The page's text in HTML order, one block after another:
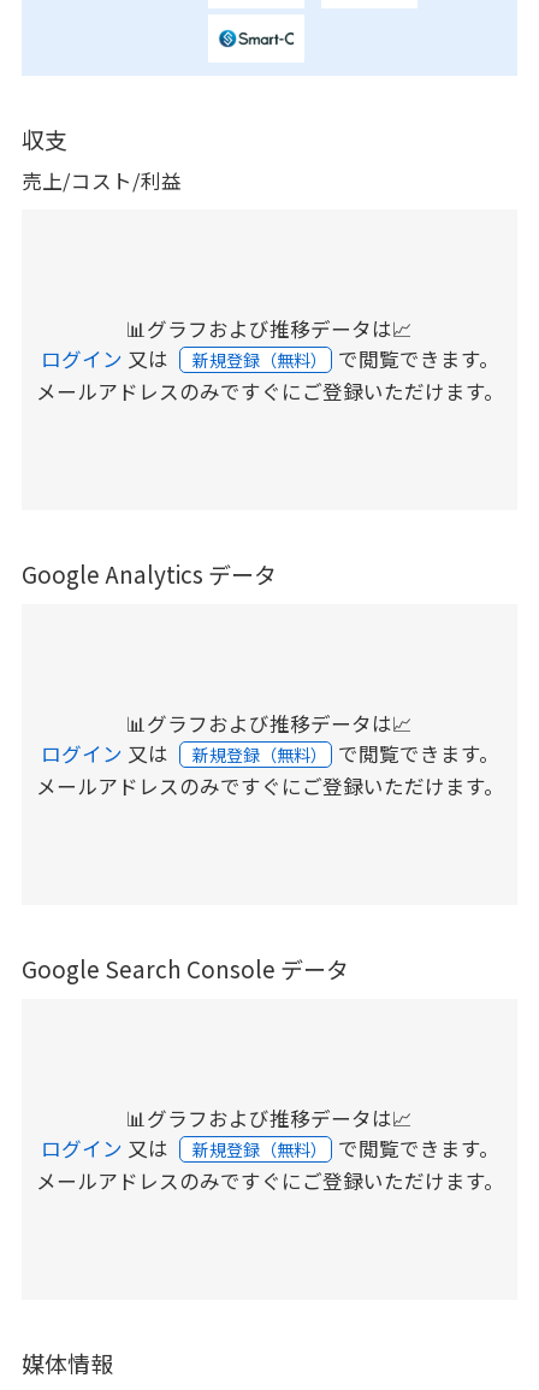
収支
売上/コスト/利益
📊グラフおよび推移データは📈
ログイン 又は 新規登録（無料） で閲覧できます。
メールアドレスのみですぐにご登録いただけます。
Google Analytics データ
📊グラフおよび推移データは📈
ログイン 又は 新規登録（無料） で閲覧できます。
メールアドレスのみですぐにご登録いただけます。
Google Search Console データ
📊グラフおよび推移データは📈
ログイン 又は 新規登録（無料） で閲覧できます。
メールアドレスのみですぐにご登録いただけます。
媒体情報